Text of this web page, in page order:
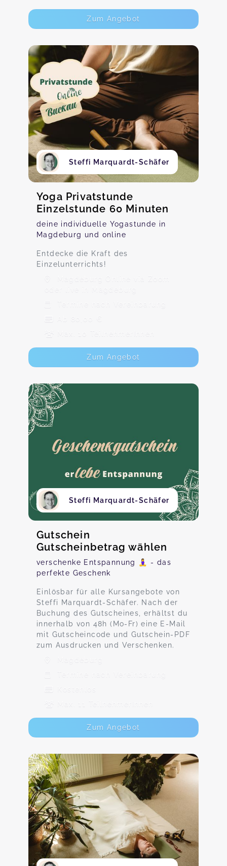
Zum Angebot
Steffi Marquardt-Schäfer
Yoga Privatstunde
Einzelstunde 60 Minuten
deine individuelle Yogastunde in
Magdeburg und online
Entdecke die Kraft des
Einzelunterrichts!
Magdeburg Online via Zoom
Termine nach Vereinbarung
Ab 80,00 €
Max. 10 TeilnehmerInnen
Zum Angebot
Steffi Marquardt-Schäfer
Gutschein
Gutscheinbetrag wählen
verschenke Entspannung 🧘‍♀️ - das
perfekte Geschenk
Einlösbar für alle Kursangebote von
Steffi Marquardt-Schäfer. Nach der
Buchung des Gutscheines, erhältst du
innerhalb von 48h (Mo-Fr) eine E-Mail
mit Gutscheincode und Gutschein-PDF
zum Ausdrucken und Verschenken.
Termine nach Vereinbarung
Max. 11 TeilnehmerInnen
Zum Angebot